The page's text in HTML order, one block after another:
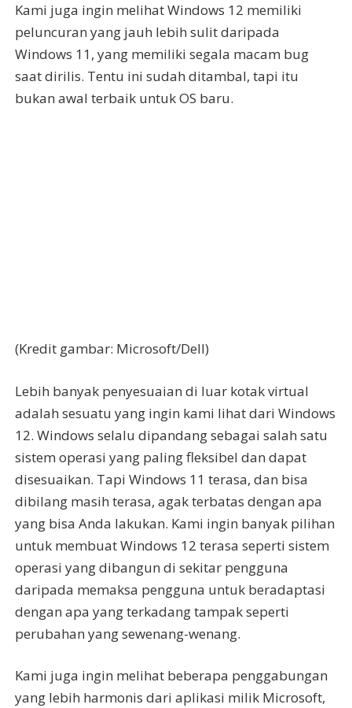
Kami juga ingin melihat Windows 12 memiliki
peluncuran yang jauh lebih sulit daripada
Windows 11, yang memiliki segala macam bug
saat dirilis. Tentu ini sudah ditambal, tapi itu
bukan awal terbaik untuk OS baru.
(Kredit gambar: Microsoft/Dell)
Lebih banyak penyesuaian di luar kotak virtual
adalah sesuatu yang ingin kami lihat dari Windows
12. Windows selalu dipandang sebagai salah satu
sistem operasi yang paling fleksibel dan dapat
disesuaikan. Tapi Windows 11 terasa, dan bisa
dibilang masih terasa, agak terbatas dengan apa
yang bisa Anda lakukan. Kami ingin banyak pilihan
untuk membuat Windows 12 terasa seperti sistem
operasi yang dibangun di sekitar pengguna
daripada memaksa pengguna untuk beradaptasi
dengan apa yang terkadang tampak seperti
perubahan yang sewenang-wenang.
Kami juga ingin melihat beberapa penggabungan
yang lebih harmonis dari aplikasi milik Microsoft,